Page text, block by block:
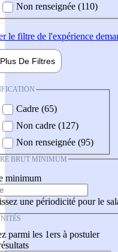
Non renseignée (110)
le filtre de l'expérience
Plus De Filtres
Cadre (65)
Non cadre (127)
Non renseignée (95)
BRUT MINIMUM
minimum
une périodicité pour le
parmi les 1ers à postuler